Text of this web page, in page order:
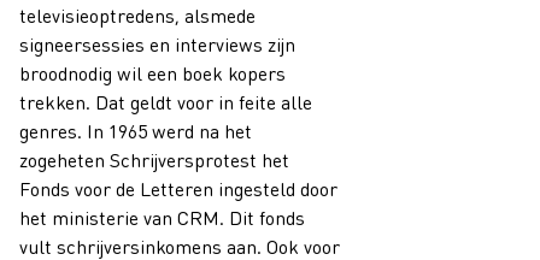
televisieoptredens, alsmede
signeersessies en interviews zijn
broodnodig wil een boek kopers
trekken. Dat geldt voor in feite alle
genres. In 1965 werd na het
zogeheten Schrijversprotest het
Fonds voor de Letteren ingesteld door
het ministerie van CRM. Dit fonds
vult schrijversinkomens aan. Ook voor